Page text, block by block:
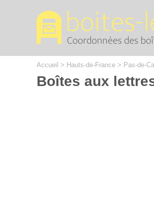
Accueil > Hauts-de-France > Pas-de-
Boîtes aux